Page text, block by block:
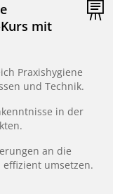
mit
Praxishygiene
und Technik.
in der
an die
umsetzen.